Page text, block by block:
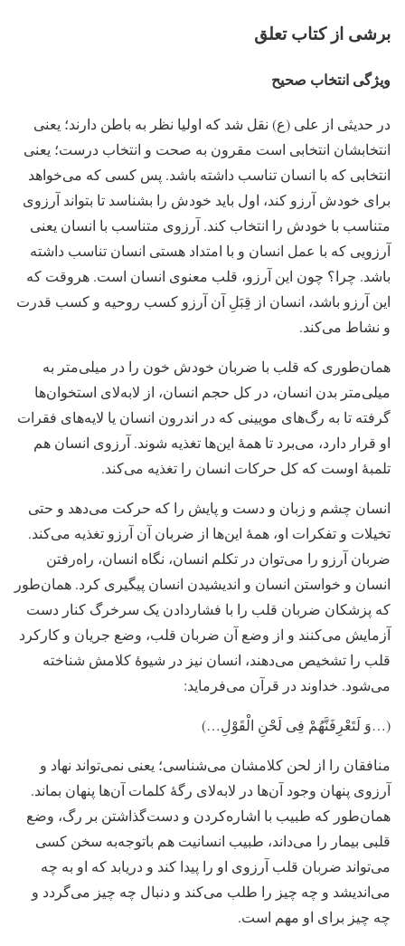
برشی از کتاب تعلق
ویژگی انتخاب صحیح
در حدیثی از علی (ع) نقل شد که اولیا نظر به باطن دارند؛ یعنی
انتخابشان انتخابی است مقرون به صحت و انتخاب درست؛ یعنی
انتخابی که با انسان تناسب داشته باشد. پس کسی که می‌خواهد
برای خودش آرزو کند، اول باید خودش را بشناسد تا بتواند آرزوی
متناسب با خودش را انتخاب کند. آرزوی متناسب با انسان یعنی
آرزویی که با عمل انسان و با امتداد هستی انسان تناسب داشته
باشد. چرا؟ چون این آرزو، قلب معنوی انسان است. هروقت که
این آرزو باشد، انسان از قِبَلِ آن آرزو کسب روحیه و کسب قدرت
و نشاط می‌کند.
همان‌طوری که قلب با ضربان خودش خون را در میلی‌متر به
میلی‌متر بدن انسان، در کل حجم انسان، از لابه‌لای استخوان‌ها
گرفته تا به رگ‌های مویینی که در اندرون انسان یا لایه‌های فقرات
او قرار دارد، می‌برد تا همهٔ این‌ها تغذیه شوند. آرزوی انسان هم
تلمبهٔ اوست که کل حرکات انسان را تغذیه می‌کند.
انسان چشم و زبان و دست و پایش را که حرکت می‌دهد و حتی
تخیلات و تفکرات او، همهٔ این‌ها از ضربان آن آرزو تغذیه می‌کند.
ضربان آرزو را می‌توان در تکلم انسان، نگاه انسان، راه‌رفتن
انسان و خواستن انسان و اندیشیدن انسان پیگیری کرد. همان‌طور
که پزشکان ضربان قلب را با فشاردادن یک سرخرگ کنار دست
آزمایش می‌کنند و از وضع آن ضربان قلب، وضع جریان و کارکرد
قلب را تشخیص می‌دهند، انسان نیز در شیوهٔ کلامش شناخته
می‌شود. خداوند در قرآن می‌فرماید:
(…وَ لَتَعْرِفَنَّهُمْ فِی لَحْنِ الْقَوْلِ…)
منافقان را از لحن کلامشان می‌شناسی؛ یعنی نمی‌تواند نهاد و
آرزوی پنهان وجود آن‌ها در لابه‌لای رگهٔ کلمات آن‌ها پنهان بماند.
همان‌طور که طبیب با اشاره‌کردن و دست‌گذاشتن بر رگ، وضع
قلبی بیمار را می‌داند، طبیب انسانیت هم باتوجه‌به سخن کسی
می‌تواند ضربان قلب آرزوی او را پیدا کند و دریابد که او به چه
می‌اندیشد و چه چیز را طلب می‌کند و دنبال چه چیز می‌گردد و
چه چیز برای او مهم است.